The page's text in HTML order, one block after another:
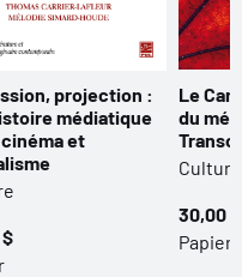
projection :
médiatique
et
Le
du
Culture
30,00 $
Papier